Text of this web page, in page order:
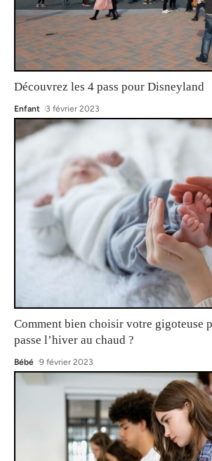
Découvrez les 4 pass pour Disneyland
Enfant 3 février 2023
Comment bien choisir votre gigoteuse
passe l’hiver au chaud ?
Bébé 9 février 2023